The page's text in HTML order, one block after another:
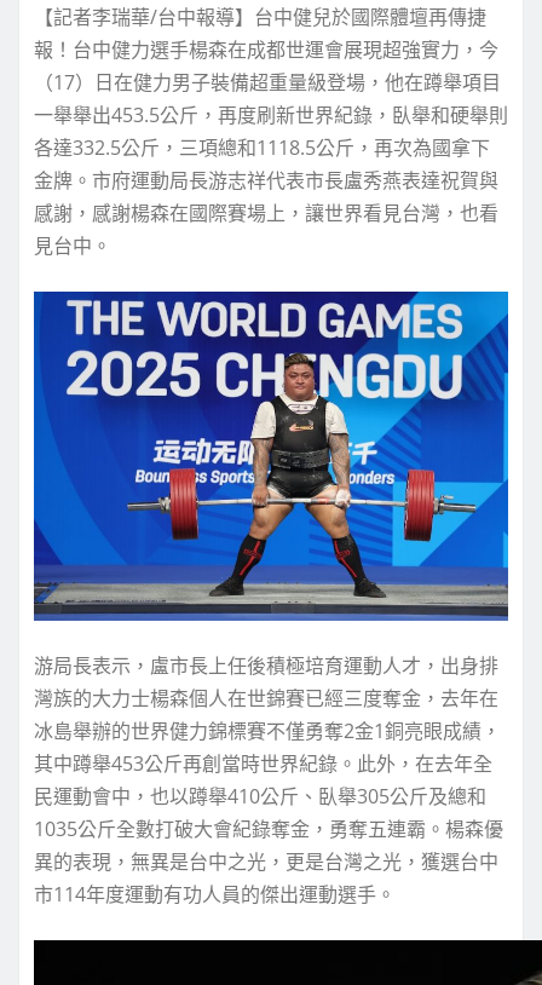
【記者李瑞華/台中報導】台中健兒於國際體壇再傳捷
報！台中健力選手楊森在成都世運會展現超強實力，今
（17）日在健力男子裝備超重量級登場，他在蹲舉項目
一舉舉出453.5公斤，再度刷新世界紀錄，臥舉和硬舉則
各達332.5公斤，三項總和1118.5公斤，再次為國拿下
金牌。市府運動局長游志祥代表市長盧秀燕表達祝賀與
感謝，感謝楊森在國際賽場上，讓世界看見台灣，也看
見台中。
游局長表示，盧市長上任後積極培育運動人才，出身排
灣族的大力士楊森個人在世錦賽已經三度奪金，去年在
冰島舉辦的世界健力錦標賽不僅勇奪2金1銅亮眼成績，
其中蹲舉453公斤再創當時世界紀錄。此外，在去年全
民運動會中，也以蹲舉410公斤、臥舉305公斤及總和
1035公斤全數打破大會紀錄奪金，勇奪五連霸。楊森優
異的表現，無異是台中之光，更是台灣之光，獲選台中
市114年度運動有功人員的傑出運動選手。